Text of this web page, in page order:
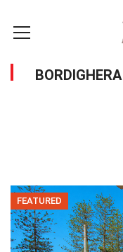
BORDIGHERA
FEATURED